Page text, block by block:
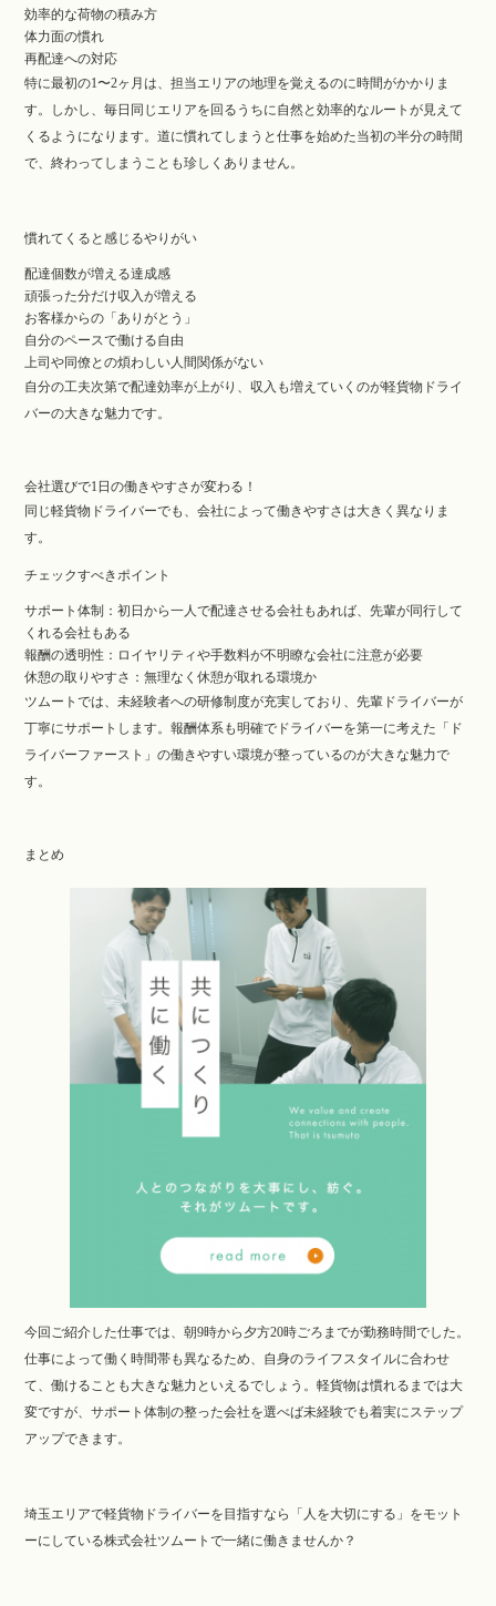
効率的な荷物の積み方
体力面の慣れ
再配達への対応
特に最初の1〜2ヶ月は、担当エリアの地理を覚えるのに時間がかかりま
す。しかし、毎日同じエリアを回るうちに自然と効率的なルートが見えて
くるようになります。道に慣れてしまうと仕事を始めた当初の半分の時間
で、終わってしまうことも珍しくありません。
慣れてくると感じるやりがい
配達個数が増える達成感
頑張った分だけ収入が増える
お客様からの「ありがとう」
自分のペースで働ける自由
上司や同僚との煩わしい人間関係がない
自分の工夫次第で配達効率が上がり、収入も増えていくのが軽貨物ドライ
バーの大きな魅力です。
会社選びで1日の働きやすさが変わる！
同じ軽貨物ドライバーでも、会社によって働きやすさは大きく異なりま
す。
チェックすべきポイント
サポート体制：初日から一人で配達させる会社もあれば、先輩が同行して
くれる会社もある
報酬の透明性：ロイヤリティや手数料が不明瞭な会社に注意が必要
休憩の取りやすさ：無理なく休憩が取れる環境か
ツムートでは、未経験者への研修制度が充実しており、先輩ドライバーが
丁寧にサポートします。報酬体系も明確でドライバーを第一に考えた「ド
ライバーファースト」の働きやすい環境が整っているのが大きな魅力で
す。
まとめ
今回ご紹介した仕事では、朝9時から夕方20時ごろまでが勤務時間でした。
仕事によって働く時間帯も異なるため、自身のライフスタイルに合わせ
て、働けることも大きな魅力といえるでしょう。軽貨物は慣れるまでは大
変ですが、サポート体制の整った会社を選べば未経験でも着実にステップ
アップできます。
埼玉エリアで軽貨物ドライバーを目指すなら「人を大切にする」をモット
ーにしている株式会社ツムートで一緒に働きませんか？